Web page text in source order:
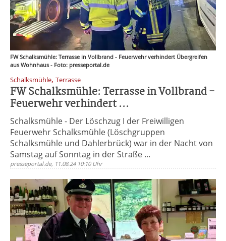
FW Schalksmühle: Terrasse in Vollbrand - Feuerwehr verhindert Übergreifen
aus Wohnhaus - Foto: presseportal.de
Schalksmühle, Terrasse
FW Schalksmühle: Terrasse in Vollbrand -
Feuerwehr verhindert ...
Schalksmühle - Der Löschzug I der Freiwilligen
Feuerwehr Schalksmühle (Löschgruppen
Schalksmühle und Dahlerbrück) war in der Nacht von
Samstag auf Sonntag in der Straße ...
presseportal.de, 11.08.24 10:10 Uhr